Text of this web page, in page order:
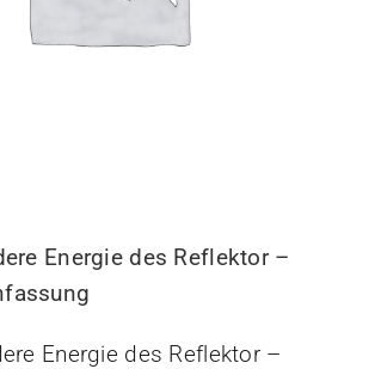
Energie des Reflektor –
Energie des Reflektor –